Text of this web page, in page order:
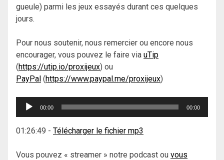
gueule) parmi les jeux essayés durant ces quelques
jours.
Pour nous soutenir, nous remercier ou encore nous
encourager, vous pouvez le faire via uTip
(https://utip.io/proxijeux) ou
PayPal (https://www.paypal.me/proxijeux)
Lecteur
00:00 00:00
01:26:49 - Télécharger le fichier mp3
Vous pouvez « streamer » notre podcast ou vous